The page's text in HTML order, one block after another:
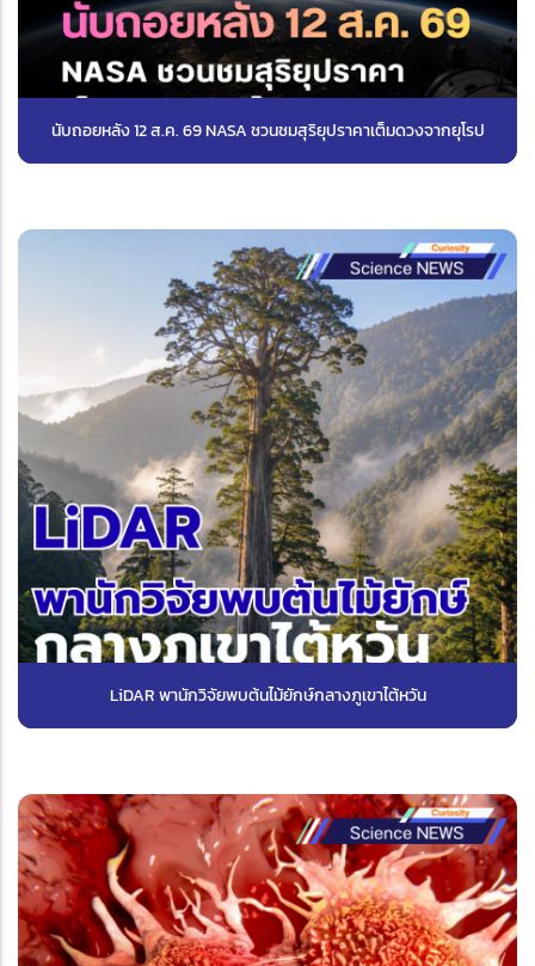
นับถอยหลัง 12 ส.ค. 69 NASA ชวนชมสุริยุปราคาเต็มดวงจากยุโรป
LiDAR พานักวิจัยพบต้นไม้ยักษ์กลางภูเขาไต้หวัน